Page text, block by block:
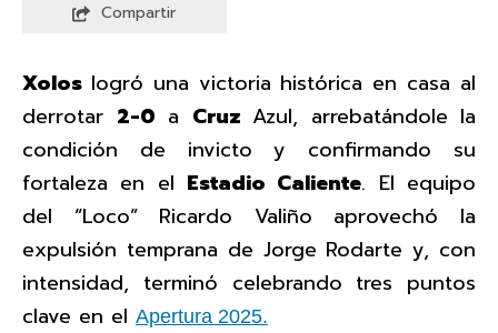
Compartir
Xolos logró una victoria histórica en casa al
derrotar 2-0 a Cruz Azul, arrebatándole la
condición de invicto y confirmando su
fortaleza en el Estadio Caliente. El equipo
del “Loco” Ricardo Valiño aprovechó la
expulsión temprana de Jorge Rodarte y, con
intensidad, terminó celebrando tres puntos
clave en el Apertura 2025.